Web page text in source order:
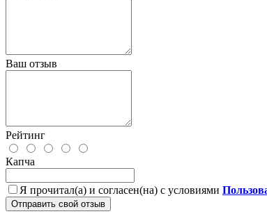
Ваш отзыв
Рейтинг
Капча
Я прочитал(а) и согласен(на) с условиями
Отправить свой отзыв